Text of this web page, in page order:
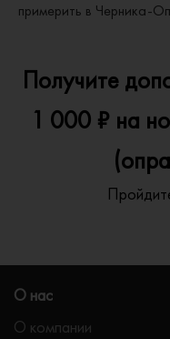
примерить в Черника-
Получите
1 000 ₽ на
О нас
О компании